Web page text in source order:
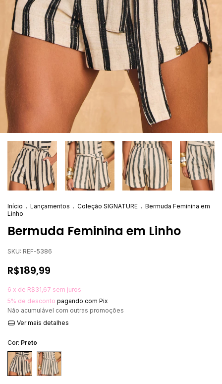
Início . Lançamentos . Coleção SIGNATURE . Bermuda Feminina em
Linho
Bermuda Feminina em Linho
SKU: REF-5386
R$189,99
6 x de R$31,67 sem juros
5% de desconto pagando com Pix
Não acumulável com outras promoções
Ver mais detalhes
Cor: Preto